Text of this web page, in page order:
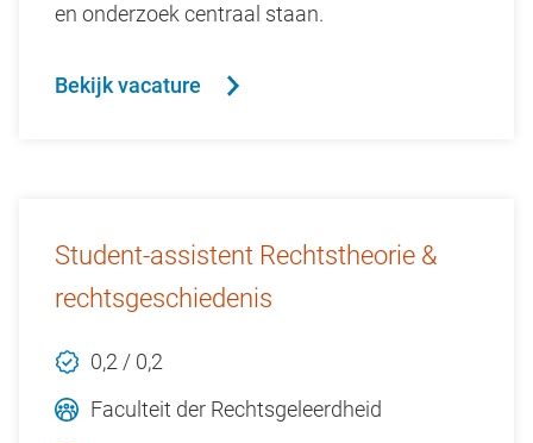
en onderzoek centraal staan.
Bekijk vacature
Student-assistent Rechtstheorie &
rechtsgeschiedenis
0,2 / 0,2
Faculteit der Rechtsgeleerdheid